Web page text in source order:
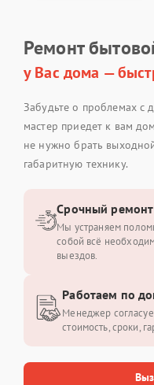
Ремонт
у Вас дома —
Забудьте о проблемах с
мастер приедет к вам
не нужно брать
габаритную технику.
Срочный ремонт
Мы устраняем
собой всё
выездов.
Работаем по
Менеджер
стоимость, сроки,